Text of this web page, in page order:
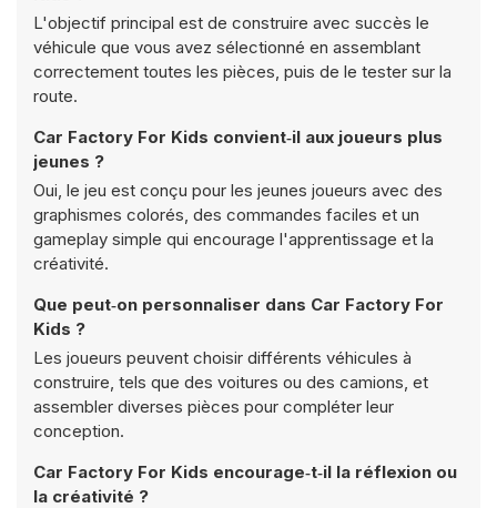
L'objectif principal est de construire avec succès le
véhicule que vous avez sélectionné en assemblant
correctement toutes les pièces, puis de le tester sur la
route.
Car Factory For Kids convient‑il aux joueurs plus
jeunes ?
Oui, le jeu est conçu pour les jeunes joueurs avec des
graphismes colorés, des commandes faciles et un
gameplay simple qui encourage l'apprentissage et la
créativité.
Que peut‑on personnaliser dans Car Factory For
Kids ?
Les joueurs peuvent choisir différents véhicules à
construire, tels que des voitures ou des camions, et
assembler diverses pièces pour compléter leur
conception.
Car Factory For Kids encourage‑t‑il la réflexion ou
la créativité ?